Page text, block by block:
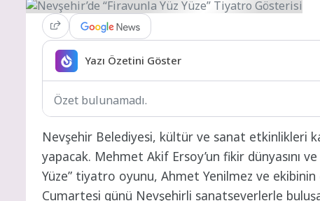
Yazı Özetini Göster
Özet bulunamadı.
Nevşehir Belediyesi, kültür ve sanat etkinlikleri
yapacak. Mehmet Akif Ersoy’un fikir dünyasını
Yüze” tiyatro oyunu, Ahmet Yenilmez ve
Cumartesi günü Nevşehirli sanatseverlerle